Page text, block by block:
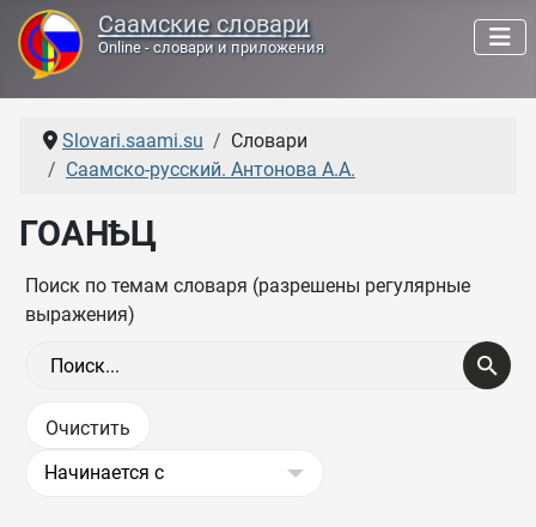
Саамские словари
Online - словари и приложения
Slovari.saami.su
Словари
Саамско-русский. Антонова А.А.
ГОАНҌЦ
Поиск по темам словаря (разрешены регулярные
выражения)